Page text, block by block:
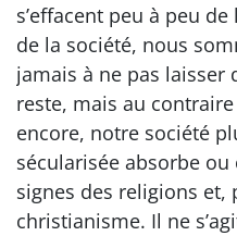
s’effacent peu à peu
de la société, nous
jamais à ne pas laisser
reste, mais au
encore, notre société
sécularisée absorbe
signes des religions
christianisme. Il ne